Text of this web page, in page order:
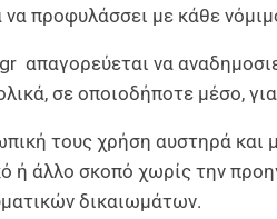
να προφυλάσσει με κάθε
απαγορεύεται να
σε οποιοδήποτε μέσο,
τους χρήση αυστηρά
ή άλλο σκοπό χωρίς την
δικαιωμάτων.